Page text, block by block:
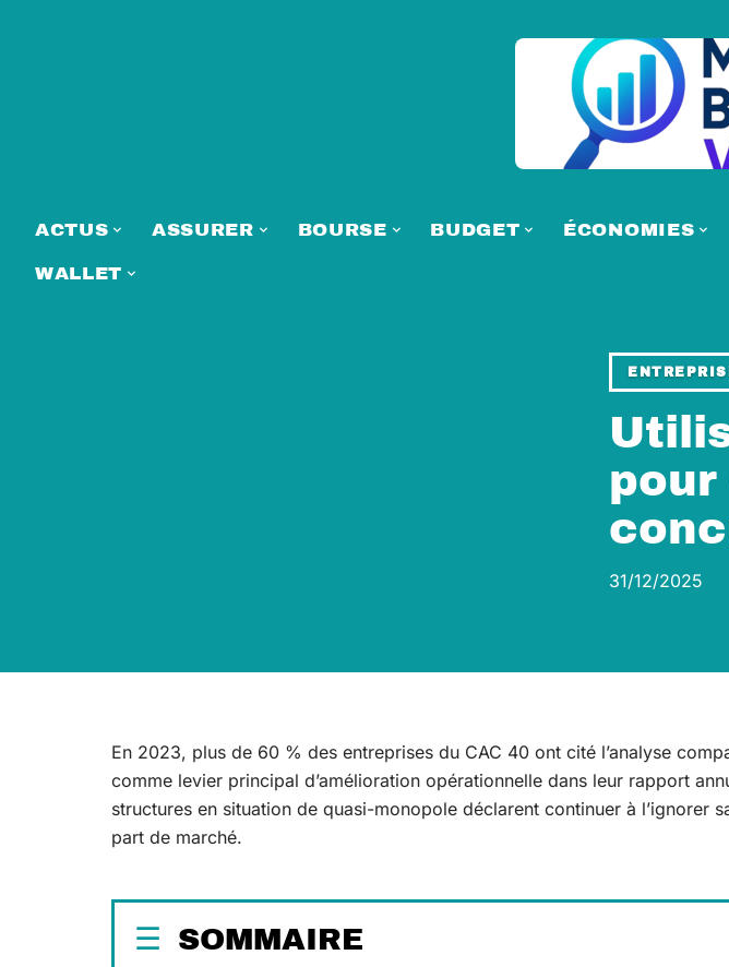
ACTUS ASSURER BOURSE BUDGET ÉCONOMIES
WALLET
31/12/2025
En 2023, plus de 60 % des entreprises du CAC 40 ont cité l’analyse
comme levier principal d’amélioration opérationnelle dans leur rapport
structures en situation de quasi-monopole déclarent continuer à l’ignorer
part de marché.
SOMMAIRE